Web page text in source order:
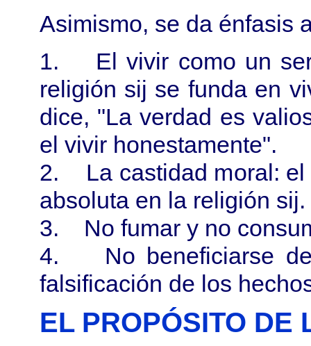
Asimismo, se da énfasis
1. El vivir como un ser
religión sij se funda en
dice, "La verdad es
el vivir honestamente".
2. La castidad moral: el
absoluta en la religión sij.
3. No fumar y no
4. No beneficiarse de
falsificación de los
EL PROPÓSITO DE